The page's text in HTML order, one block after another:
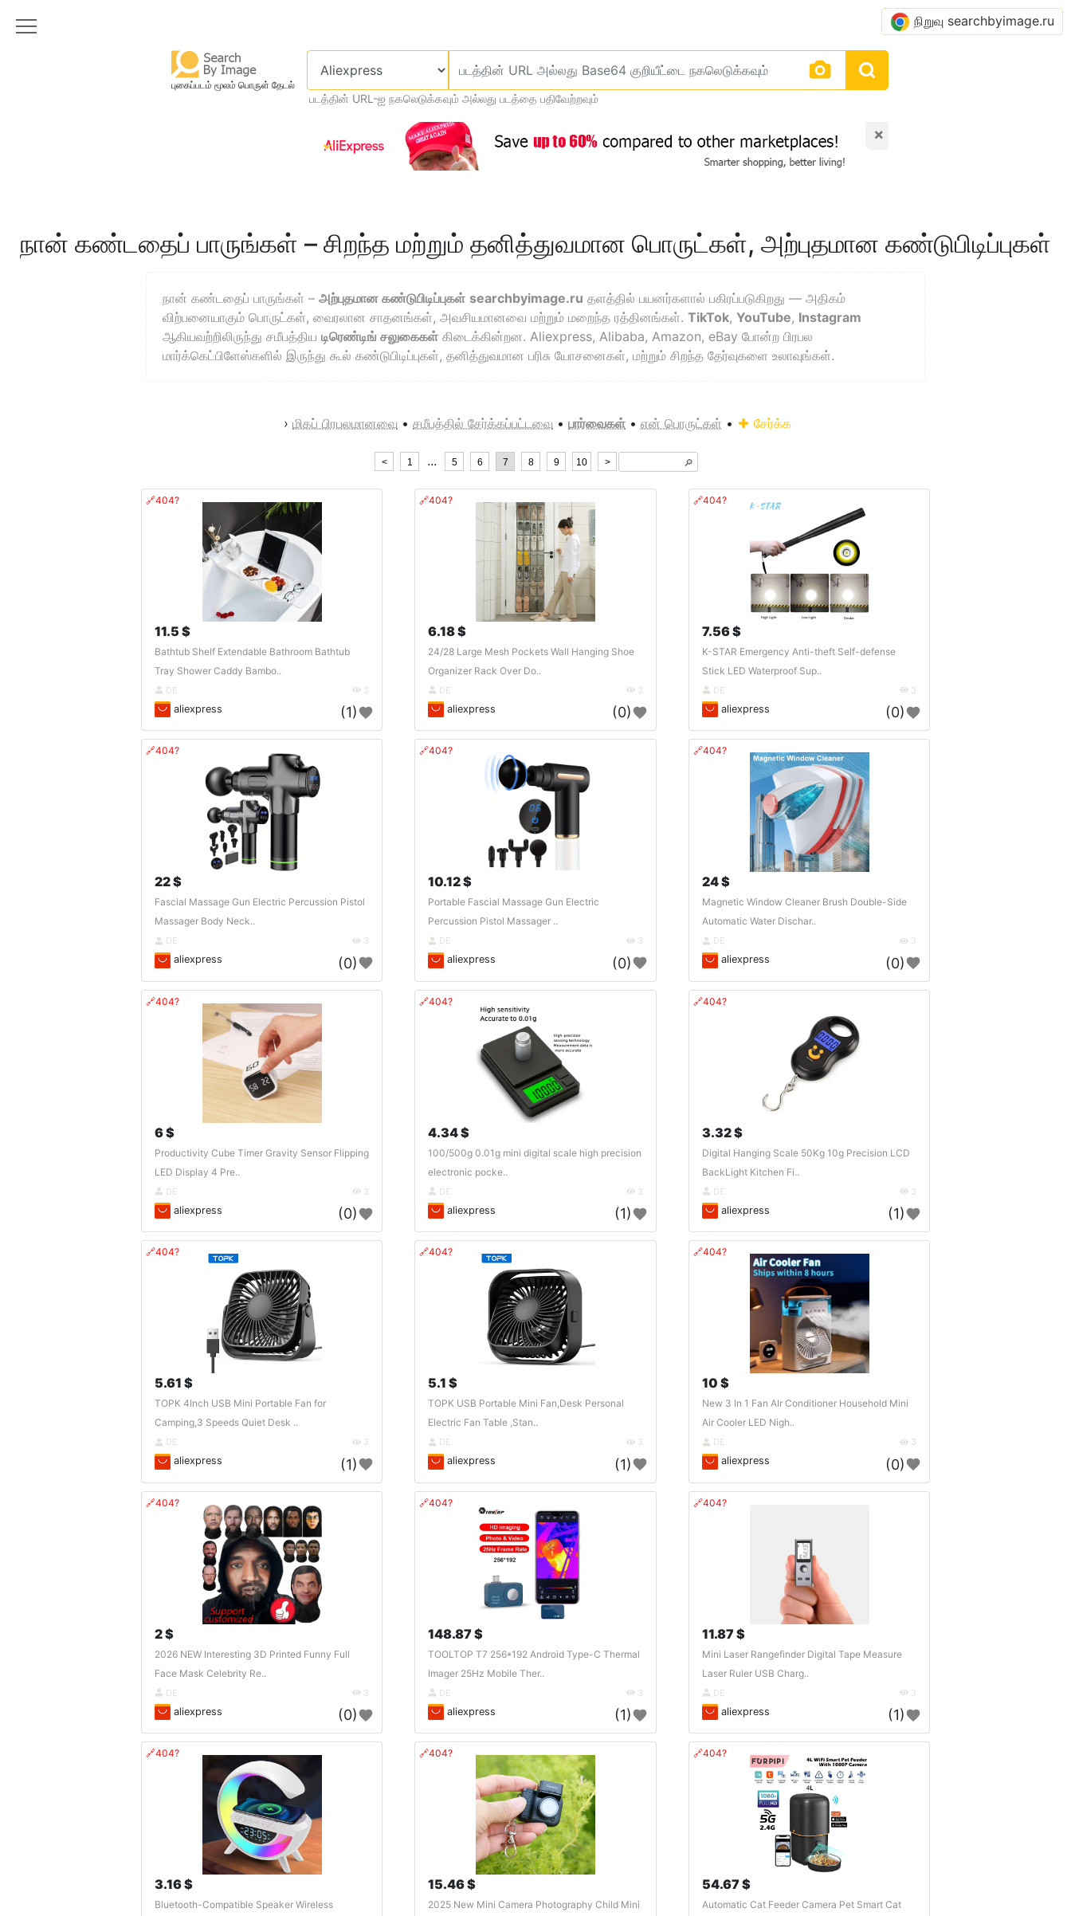
புகைப்படம் மூலம் பொருள் தேடல்
படத்தின் URL-ஐ நகலெடுக்கவும் அல்லது படத்தை பதிவேற்றவும்
×
நான் கண்டதைப் பாருங்கள் – சிறந்த மற்றும் தனித்துவமான பொருட்கள், அற்புதமான கண்டுபிடிப்புகள்
நான் கண்டதைப் பாருங்கள் – அற்புதமான கண்டுபிடிப்புகள் searchbyimage.ru தளத்தில் பயனர்களால் பகிரப்படுகிறது — அதிகம்
விற்பனையாகும் பொருட்கள், வைரலான சாதனங்கள், அவசியமானவை மற்றும் மறைந்த ரத்தினங்கள். TikTok, YouTube, Instagram
ஆகியவற்றிலிருந்து சமீபத்திய டிரெண்டிங் சலுகைகள் கிடைக்கின்றன. Aliexpress, Alibaba, Amazon, eBay போன்ற பிரபல
மார்க்கெட்பிளேஸ்களில் இருந்து கூல் கண்டுபிடிப்புகள், தனித்துவமான பரிசு யோசனைகள், மற்றும் சிறந்த தேர்வுகளை உலாவுங்கள்.
› மிகப் பிரபலமானவை • சமீபத்தில் சேர்க்கப்பட்டவை • பார்வைகள் • என் பொருட்கள் • சேர்க்க
< 1 ... 5 6 7 8 9 10 > 🔎︎
🔗404?
11.5 $
Bathtub Shelf Extendable Bathroom Bathtub
Tray Shower Caddy Bambo..
DE 3
aliexpress (1)
🔗404?
6.18 $
24/28 Large Mesh Pockets Wall Hanging Shoe
Organizer Rack Over Do..
DE 3
aliexpress (0)
🔗404?
7.56 $
K-STAR Emergency Anti-theft Self-defense
Stick LED Waterproof Sup..
DE 3
aliexpress (0)
🔗404?
22 $
Fascial Massage Gun Electric Percussion Pistol
Massager Body Neck..
DE 3
aliexpress (0)
🔗404?
10.12 $
Portable Fascial Massage Gun Electric
Percussion Pistol Massager ..
DE 3
aliexpress (0)
🔗404?
24 $
Magnetic Window Cleaner Brush Double-Side
Automatic Water Dischar..
DE 3
aliexpress (0)
🔗404?
6 $
Productivity Cube Timer Gravity Sensor Flipping
LED Display 4 Pre..
DE 3
aliexpress (0)
🔗404?
4.34 $
100/500g 0.01g mini digital scale high precision
electronic pocke..
DE 3
aliexpress (1)
🔗404?
3.32 $
Digital Hanging Scale 50Kg 10g Precision LCD
BackLight Kitchen Fi..
DE 3
aliexpress (1)
🔗404?
5.61 $
TOPK 4Inch USB Mini Portable Fan for
Camping,3 Speeds Quiet Desk ..
DE 3
aliexpress (1)
🔗404?
5.1 $
TOPK USB Portable Mini Fan,Desk Personal
Electric Fan Table ,Stan..
DE 3
aliexpress (1)
🔗404?
10 $
New 3 In 1 Fan AIr Conditioner Household Mini
Air Cooler LED Nigh..
DE 3
aliexpress (0)
🔗404?
2 $
2026 NEW Interesting 3D Printed Funny Full
Face Mask Celebrity Re..
DE 3
aliexpress (0)
🔗404?
148.87 $
TOOLTOP T7 256*192 Android Type-C Thermal
Imager 25Hz Mobile Ther..
DE 3
aliexpress (1)
🔗404?
11.87 $
Mini Laser Rangefinder Digital Tape Measure
Laser Ruler USB Charg..
DE 3
aliexpress (1)
🔗404?
3.16 $
Bluetooth-Compatible Speaker Wireless
🔗404?
15.46 $
2025 New Mini Camera Photography Child Mini
🔗404?
54.67 $
Automatic Cat Feeder Camera Pet Smart Cat
நிறுவு searchbyimage.ru